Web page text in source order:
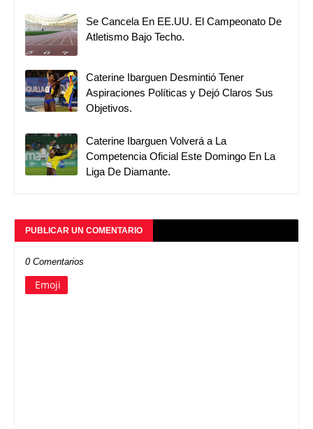
Se Cancela En EE.UU. El Campeonato De
Atletismo Bajo Techo.
Caterine Ibarguen Desmintió Tener
Aspiraciones Políticas y Dejó Claros Sus
Objetivos.
Caterine Ibarguen Volverá a La
Competencia Oficial Este Domingo En La
Liga De Diamante.
PUBLICAR UN COMENTARIO
0 Comentarios
Emoji